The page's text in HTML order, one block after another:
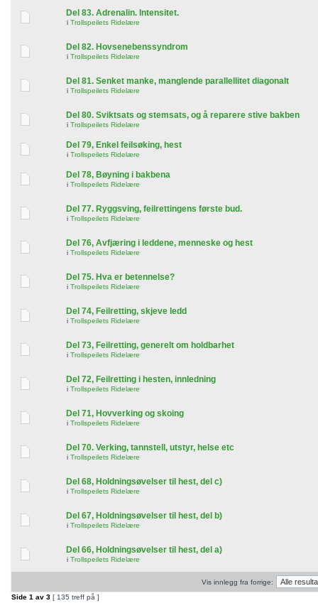
Del 83. Adrenalin. Intensitet.
i Trollspeilets Ridelære
Del 82. Hovsenebenssyndrom
i Trollspeilets Ridelære
Del 81. Senket manke, manglende parallellitet diagonalt
i Trollspeilets Ridelære
Del 80. Sviktsats og stemsats, og å reparere stive bakben
i Trollspeilets Ridelære
Del 79, Enkel feilsøking, hest
i Trollspeilets Ridelære
Del 78, Bøyning i bakbena
i Trollspeilets Ridelære
Del 77. Ryggsving, feilrettingens første bud.
i Trollspeilets Ridelære
Del 76, Avfjæring i leddene, menneske og hest
i Trollspeilets Ridelære
Del 75. Hva er betennelse?
i Trollspeilets Ridelære
Del 74, Feilretting, skjeve ledd
i Trollspeilets Ridelære
Del 73, Feilretting, generelt om holdbarhet
i Trollspeilets Ridelære
Del 72, Feilretting i hesten, innledning
i Trollspeilets Ridelære
Del 71, Hovverking og skoing
i Trollspeilets Ridelære
Del 70. Verking, tannstell, utstyr, helse etc
i Trollspeilets Ridelære
Del 68, Holdningsøvelser til hest, del c)
i Trollspeilets Ridelære
Del 67, Holdningsøvelser til hest, del b)
i Trollspeilets Ridelære
Del 66, Holdningsøvelser til hest, del a)
i Trollspeilets Ridelære
Vis innlegg fra forrige:
Side 1 av 3 [ 135 treff på ]